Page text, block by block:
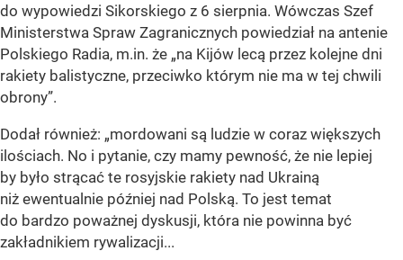
do wypowiedzi Sikorskiego z 6 sierpnia. Wówczas Szef
Ministerstwa Spraw Zagranicznych powiedział na antenie
Polskiego Radia, m.in. że „na Kijów lecą przez kolejne dni
rakiety balistyczne, przeciwko którym nie ma w tej chwili
obrony”.
Dodał również: „mordowani są ludzie w coraz większych
ilościach. No i pytanie, czy mamy pewność, że nie lepiej
by było strącać te rosyjskie rakiety nad Ukrainą
niż ewentualnie później nad Polską. To jest temat
do bardzo poważnej dyskusji, która nie powinna być
zakładnikiem rywalizacji...